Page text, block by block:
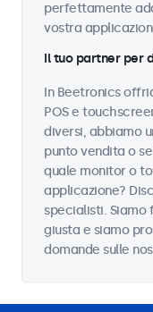
perfettamente
vostra
Il tuo partner per
In Beetronics
POS e
diversi, abbiamo
punto vendita o
quale monitor o
applicazione?
specialisti.
giusta e siamo
domande sulle